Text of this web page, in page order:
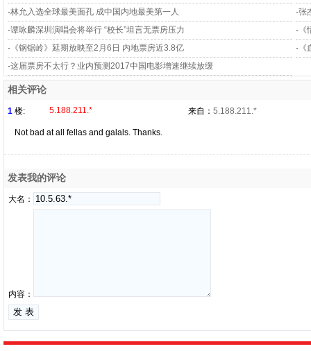
·林允入选全球最美面孔 成中国内地最美第一人 ·张
·谭咏麟深圳演唱会将举行 “校长”坦言无票房压力 ·
· 《钢锯岭》延期放映至2月6日 内地票房近3.8亿 ·
·这届票房不太行？业内预测2017中国电影增速继续放缓
相关评论
1 楼: 5.188.211.* 来自： 5.188.211.*
Not bad at all fellas and galals. Thanks.
发表我的评论
大名：
内容：